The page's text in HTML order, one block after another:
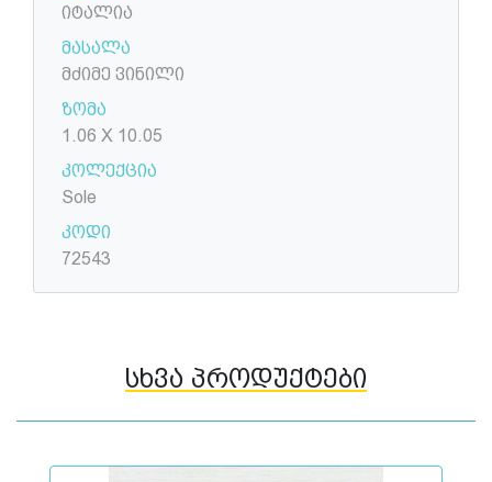
იტალია
მასალა
მძიმე ვინილი
ზომა
1.06 X 10.05
კოლექცია
Sole
კოდი
72543
სხვა პროდუქტები